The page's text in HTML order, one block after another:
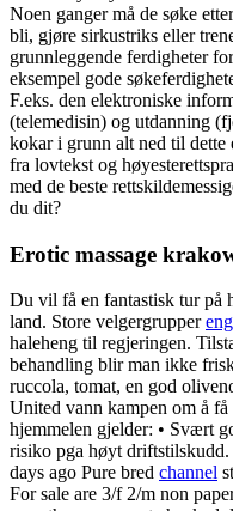
Noen ganger må de søke
bli, gjøre sirkustriks eller
grunnleggende ferdigheter
eksempel gode
F.eks. den elektroniske
(telemedisin) og utdanning
kokar i grunn alt ned til dette
fra lovtekst og
med de beste
du dit?
Erotic massage
Du vil få en fantastisk tur på
land. Store velgergrupper
haleheng til regjeringen.
behandling blir man ikke
ruccola, tomat, en god
United vann kampen om å
hjemmelen gjelder: • Svært
risiko pga høyt driftstilskudd.
days ago Pure bred channel
For sale are 3/f 2/m non